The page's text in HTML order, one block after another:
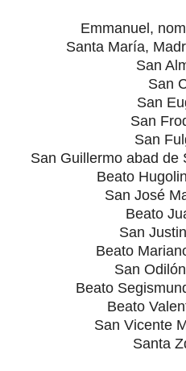
Emmanuel,
Santa María,
San
San
San
San
San
San Guillermo abad de
Beato
San José
Beato
San
Beato
San
Beato
Beato
San Vicente
Santa